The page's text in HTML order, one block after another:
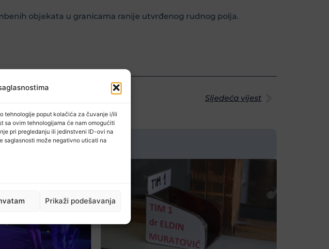
tehnologije poput kolačića za čuvanje i/ili
sa ovim tehnologijama će nam omogućiti
pri pregledanju ili jedinstveni ID-ovi na
saglasnosti može negativno uticati na
Prikaži podešavanja
objekata u granicama ranije utvrđenog rudnog polja.
Sljedeća vijest
novosti